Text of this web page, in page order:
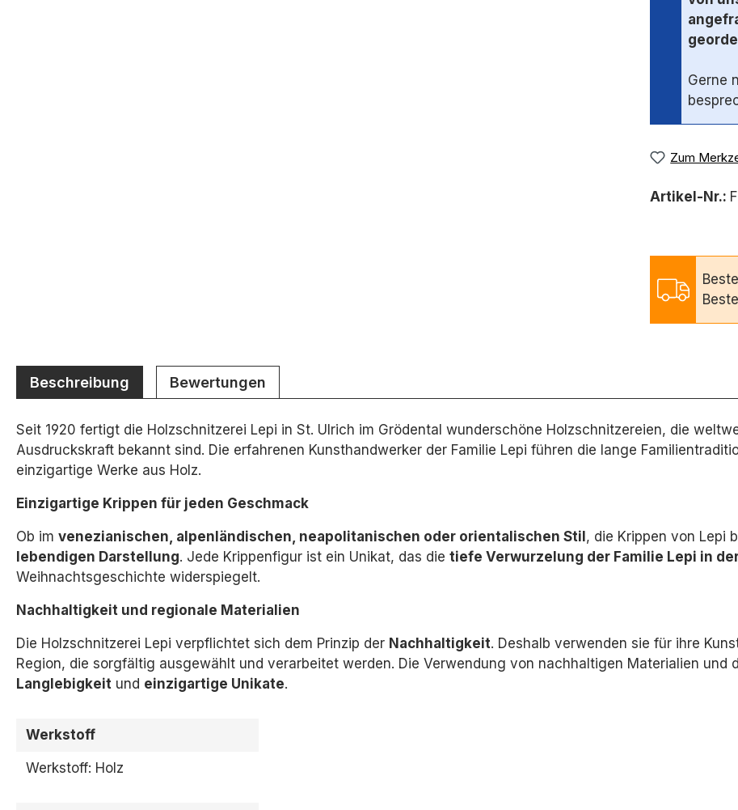
Gerne
Zum
Artikel-Nr.:
Beschreibung Bewertungen
Seit 1920 fertigt die Holzschnitzerei Lepi in St. Ulrich im Grödental wunderschöne Holzschnitzereien, die
Ausdruckskraft bekannt sind. Die erfahrenen Kunsthandwerker der Familie Lepi führen die lange
einzigartige Werke aus Holz.
Einzigartige Krippen für jeden Geschmack
Ob im venezianischen, alpenländischen, neapolitanischen oder orientalischen Stil , die Krippen von Lepi
lebendigen Darstellung. Jede Krippenfigur ist ein Unikat, das die tiefe Verwurzelung der Familie Lepi in
Weihnachtsgeschichte widerspiegelt.
Nachhaltigkeit und regionale Materialien
Die Holzschnitzerei Lepi verpflichtet sich dem Prinzip der Nachhaltigkeit. Deshalb verwenden sie für ihre
Region, die sorgfältig ausgewählt und verarbeitet werden. Die Verwendung von nachhaltigen Materialien und
Langlebigkeit und einzigartige Unikate.
Werkstoff
Werkstoff: Holz